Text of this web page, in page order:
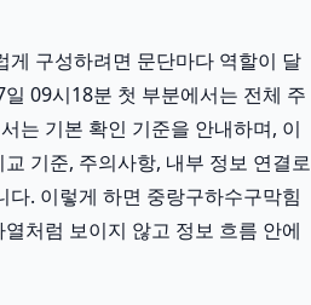
게 구성하려면 문단마다 역할이 달
09시18분 첫 부분에서는 전체 주
는 기본 확인 기준을 안내하며, 이
기준, 주의사항, 내부 정보 연결로
. 이렇게 하면 중랑구하수구막힘
처럼 보이지 않고 정보 흐름 안에